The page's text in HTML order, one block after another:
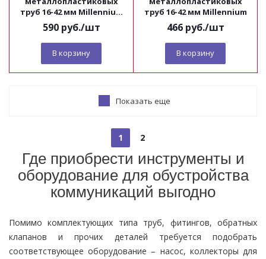
труб 16-42 мм Millennium
усиленные
590руб./шт
В корзину
труб 16-42 мм Millennium
466руб./шт
В корзину
Показать еще
1 2
Где приобрести инструменты и
оборудование для обустройства
коммуникаций выгодно
Помимо комплектующих типа труб, фитингов, обратных
клапанов и прочих деталей требуется подобрать
соответствующее оборудование – насос, коллекторы для